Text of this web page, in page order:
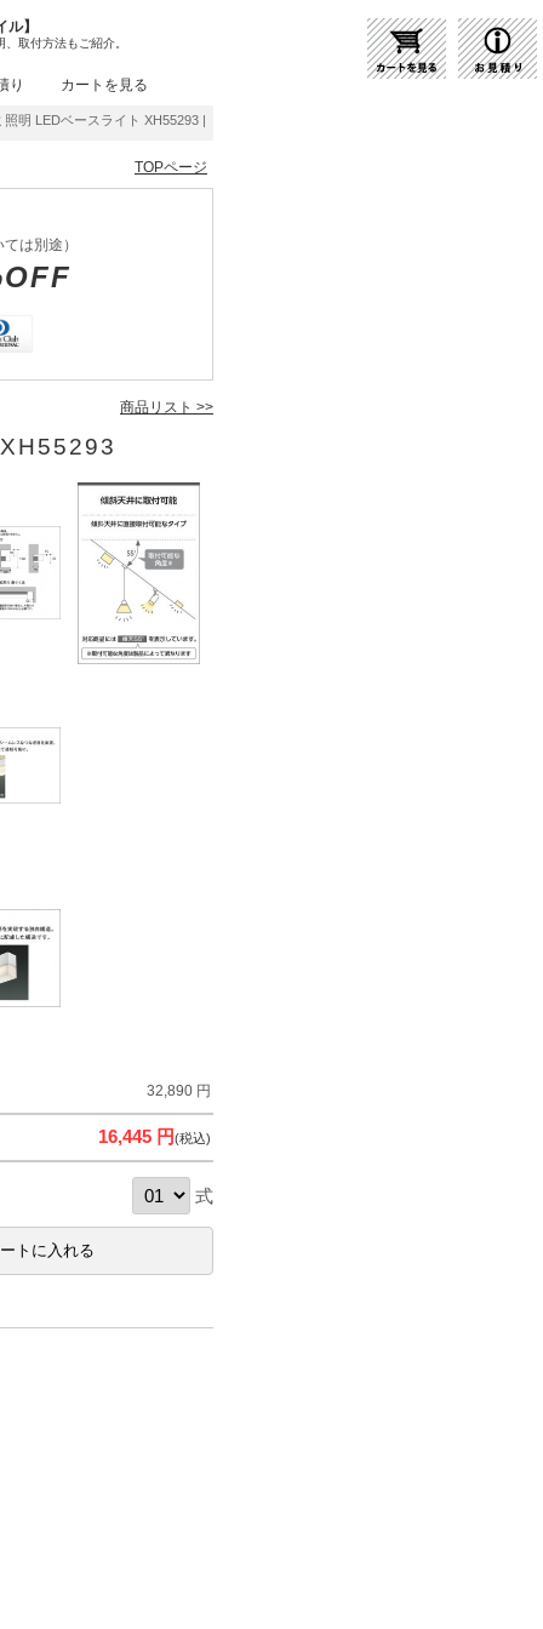
】
取付方法もご紹介。
り カートを見る
LEDベースライト XH55293 | 商品紹介 | 照明器具の通販・インテリア照明の通信販売【ラ
TOPページ
は別途）
商品リスト >>
32,890 円
16,445 円(税込)
式